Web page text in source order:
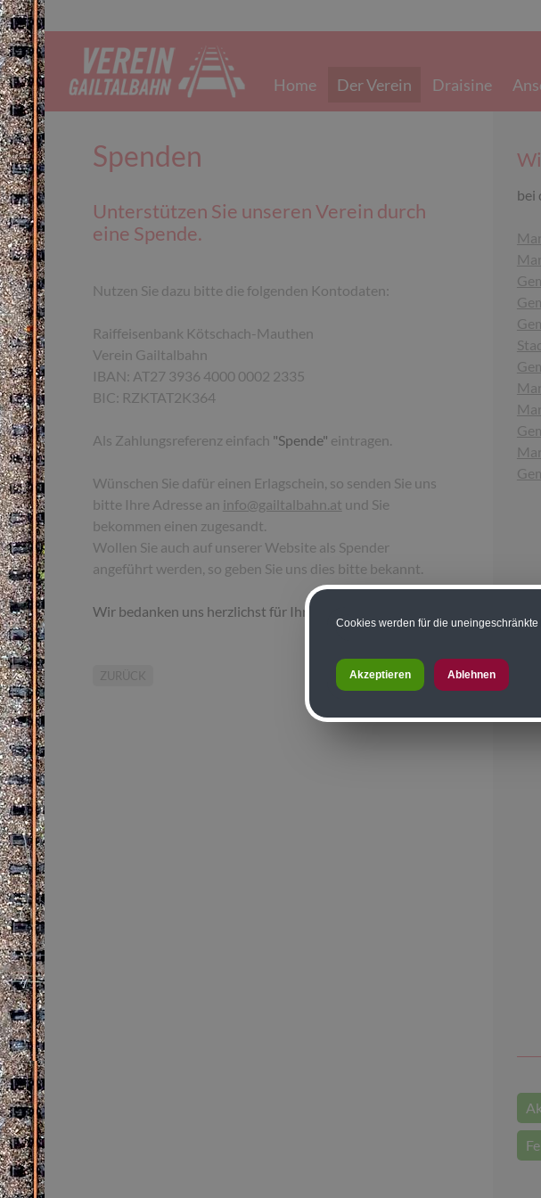
Home Der Verein Draisine
Spenden
Unterstützen Sie unseren Verein durch
eine Spende.
Nutzen Sie dazu bitte die folgenden Kontodaten:
Raiffeisenbank Kötschach-Mauthen
Verein Gailtalbahn
IBAN: AT27 3936 4000 0002 2335
BIC: RZKTAT2K364
Als Zahlungsreferenz einfach "Spende" eintragen.
Wünschen Sie dafür einen Erlagschein, so senden Sie uns
bitte Ihre Adresse an info@gailtalbahn.at und Sie
bekommen einen zugesandt.
Wollen Sie auch auf unserer Website als Spender
angeführt werden, so geben Sie uns dies bitte bekannt.
Wir bedanken uns herzlichst für Ihre Unterstützung!
ZURÜCK
bei
Cookies werden für die
Akzeptieren Ablehnen